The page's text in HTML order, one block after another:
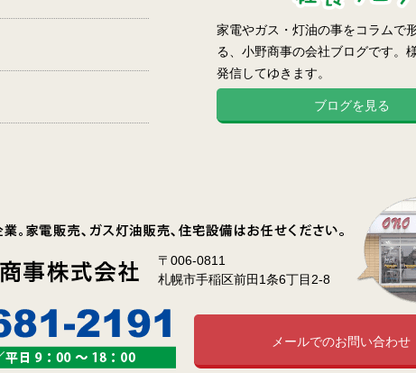
家電やガス・灯油の事をコラムで
る、小野商事の会社ブログです。
発信してゆきます。
ブログを見る
〒006-0811
札幌市手稲区前田1条6丁目2-8
メールでのお問い合わせ